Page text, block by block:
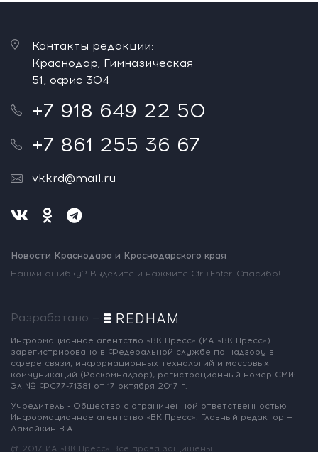
Контакты редакции:
Краснодар, Гимназическая
51, офис 304
+7 918 649 22 50
+7 861 255 36 67
vkkrd@mail.ru
Новости Краснодара и Краснодарского края
Нашли ошибку? Выделите и нажмите Ctrl+Enter. Спасибо!
Разработано —
Информационное агентство «ВК Пресс» (ИА «ВК Пресс»)
зарегистрировано в Федеральной службе по надзору в
сфере связи, информационных технологий и массовых
коммуникаций (Роскомнадзор), регистрационный номер СМИ:
Эл № ФС77-71381 от 17 октября 2017 г.
Учредитель - Общество с ограниченной ответственностью
Информационное агентство «ВК Пресс». Главный редактор —
Ламейкин В.А.
@ 2017 ИА «ВК Пресс» Все права защищены